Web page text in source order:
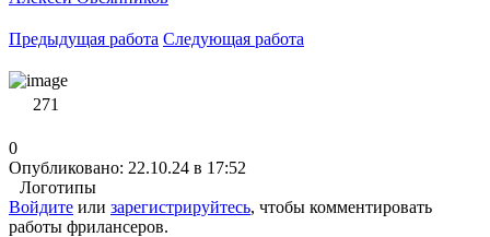
Предыдущая работа Следующая работа
271
0
Опубликовано: 22.10.24 в 17:52
Логотипы
Войдите или зарегистрируйтесь, чтобы комментировать
работы фрилансеров.